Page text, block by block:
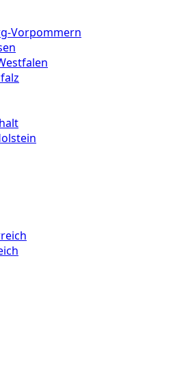
Vorpommern